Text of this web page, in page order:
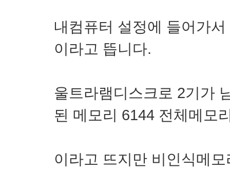
내컴퓨터 설정에 들어가
이라고 뜹니다.
울트라램디스크로 2기가
된 메모리 6144 전체메모
이라고 뜨지만 비인식메